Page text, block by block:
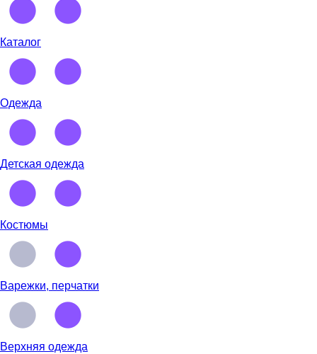
Каталог
Одежда
Детская одежда
Костюмы
Варежки, перчатки
Верхняя одежда